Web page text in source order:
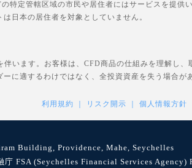
特定管轄区域の市民や居住者にはサービスを提供
日本の居住者を対象としていません。
います。お客様は、CFD商品の仕組みを理解し
に適するわけではなく、全投資資産を失う場合が
利用規約 リスク開示 個人情報方針
Building, Providence, Mahe, Seychelles
庁 FSA (Seychelles Financial Services Agency)